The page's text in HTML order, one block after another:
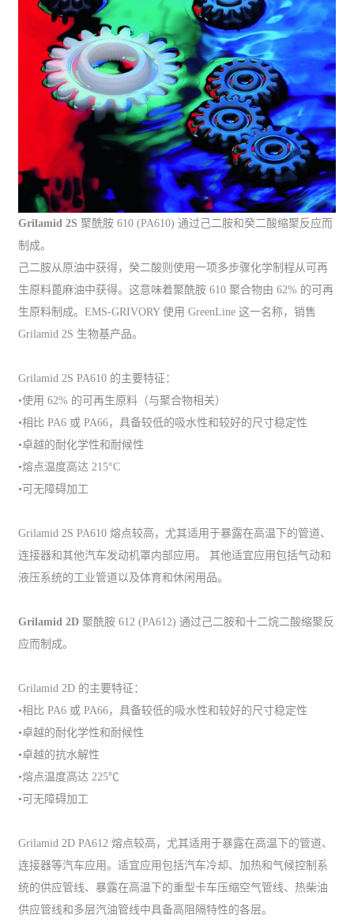
Grilamid 2S 聚酰胺 610 (PA610) 通过己二胺和癸二酸缩聚反应而
制成。
己二胺从原油中获得，癸二酸则使用一项多步骤化学制程从可再
生原料蓖麻油中获得。这意味着聚酰胺 610 聚合物由 62% 的可再
生原料制成。EMS-GRIVORY 使用 GreenLine 这一名称，销售
Grilamid 2S 生物基产品。
Grilamid 2S PA610 的主要特征：
•使用 62% 的可再生原料（与聚合物相关）
•相比 PA6 或 PA66，具备较低的吸水性和较好的尺寸稳定性
•卓越的耐化学性和耐候性
•熔点温度高达 215°C
•可无障碍加工
Grilamid 2S PA610 熔点较高，尤其适用于暴露在高温下的管道、
连接器和其他汽车发动机罩内部应用。 其他适宜应用包括气动和
液压系统的工业管道以及体育和休闲用品。
Grilamid 2D 聚酰胺 612 (PA612) 通过己二胺和十二烷二酸缩聚反
应而制成。
Grilamid 2D 的主要特征：
•相比 PA6 或 PA66，具备较低的吸水性和较好的尺寸稳定性
•卓越的耐化学性和耐候性
•卓越的抗水解性
•熔点温度高达 225℃
•可无障碍加工
Grilamid 2D PA612 熔点较高，尤其适用于暴露在高温下的管道、
连接器等汽车应用。适宜应用包括汽车冷却、加热和气候控制系
统的供应管线、暴露在高温下的重型卡车压缩空气管线、热柴油
供应管线和多层汽油管线中具备高阻隔特性的各层。